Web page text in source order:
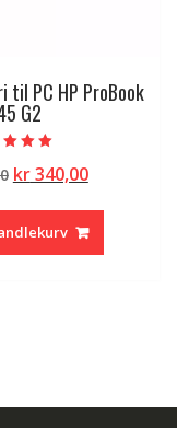
PC HP ProBook
G2
5.00
av 5
Opprinnelig
var:
kr 571,00.
kr340,00Nåværende
kr 340,00.